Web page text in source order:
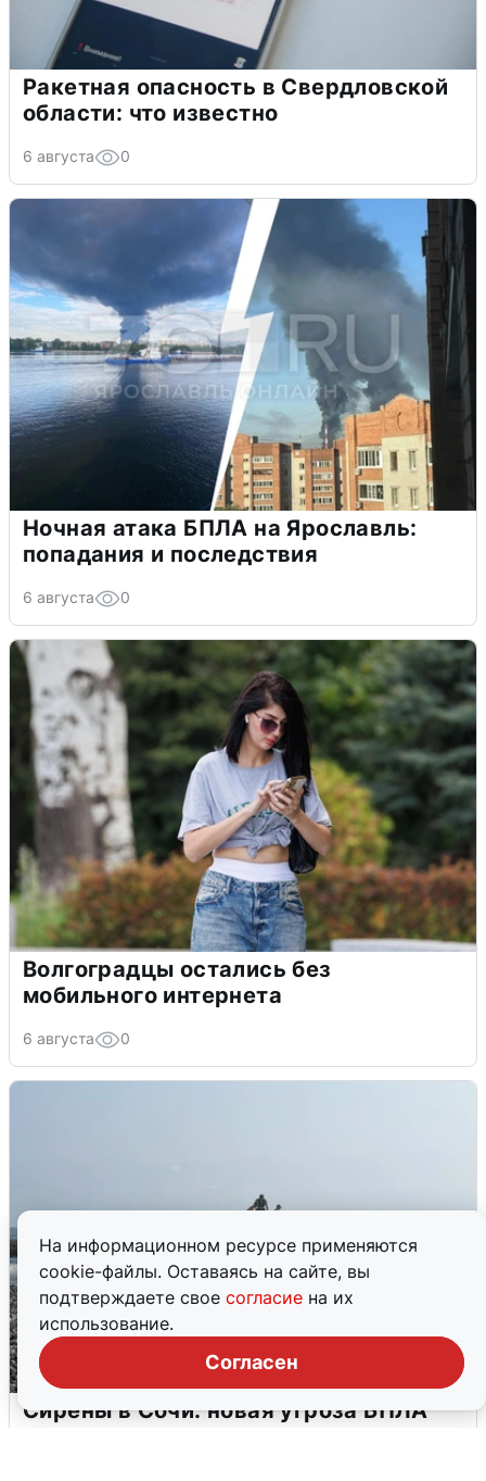
На информационном ресурсе применяются
cookie-файлы. Оставаясь на сайте, вы
подтверждаете свое согласие на их
использование.
Согласен
Ракетная опасность в Свердловской
области: что известно
6 августа 0
Ночная атака БПЛА на Ярославль:
попадания и последствия
6 августа 0
Волгоградцы остались без
мобильного интернета
6 августа 0
Сирены в Сочи: новая угроза БПЛА